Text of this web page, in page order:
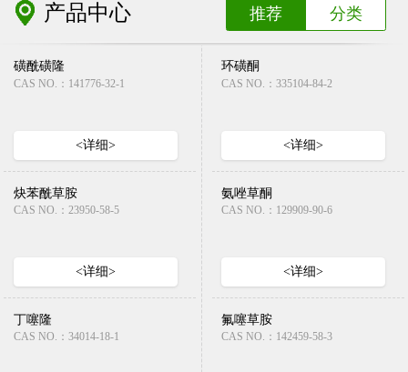
产品中心 推荐 分类
磺酰磺隆
CAS NO.：141776-32-1
<详细>
环磺酮
CAS NO.：335104-84-2
<详细>
炔苯酰草胺
CAS NO.：23950-58-5
<详细>
氨唑草酮
CAS NO.：129909-90-6
<详细>
丁噻隆
CAS NO.：34014-18-1
氟噻草胺
CAS NO.：142459-58-3